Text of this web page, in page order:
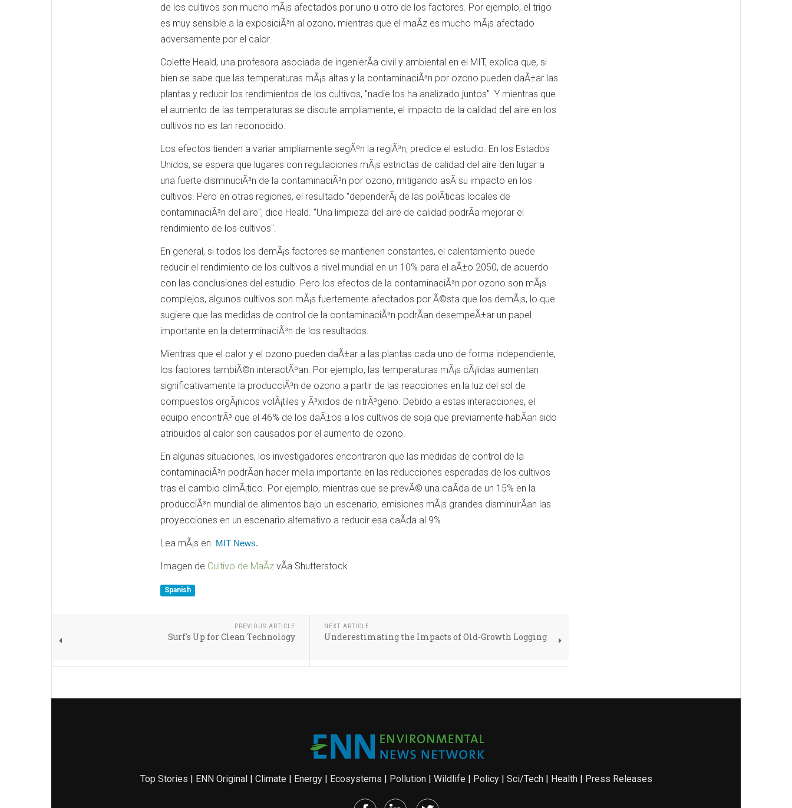
de los cultivos son mucho mÃ¡s afectados por uno u otro de los factores. Por ejemplo, el trigo
es muy sensible a la exposiciÃ³n al ozono, mientras que el maÃ­z es mucho mÃ¡s afectado
adversamente por el calor.
Colette Heald, una profesora asociada de ingenierÃ­a civil y ambiental en el MIT, explica que, si
bien se sabe que las temperaturas mÃ¡s altas y la contaminaciÃ³n por ozono pueden daÃ±ar las
plantas y reducir los rendimientos de los cultivos, "nadie los ha analizado juntos". Y mientras que
el aumento de las temperaturas se discute ampliamente, el impacto de la calidad del aire en los
cultivos no es tan reconocido.
Los efectos tienden a variar ampliamente segÃºn la regiÃ³n, predice el estudio. En los Estados
Unidos, se espera que lugares con regulaciones mÃ¡s estrictas de calidad del aire den lugar a
una fuerte disminuciÃ³n de la contaminaciÃ³n por ozono, mitigando asÃ­ su impacto en los
cultivos. Pero en otras regiones, el resultado "dependerÃ¡ de las polÃ­ticas locales de
contaminaciÃ³n del aire", dice Heald. "Una limpieza del aire de calidad podrÃ­a mejorar el
rendimiento de los cultivos".
En general, si todos los demÃ¡s factores se mantienen constantes, el calentamiento puede
reducir el rendimiento de los cultivos a nivel mundial en un 10% para el aÃ±o 2050, de acuerdo
con las conclusiones del estudio. Pero los efectos de la contaminaciÃ³n por ozono son mÃ¡s
complejos, algunos cultivos son mÃ¡s fuertemente afectados por Ã©sta que los demÃ¡s, lo que
sugiere que las medidas de control de la contaminaciÃ³n podrÃ­an desempeÃ±ar un papel
importante en la determinaciÃ³n de los resultados.
Mientras que el calor y el ozono pueden daÃ±ar a las plantas cada uno de forma independiente,
los factores tambiÃ©n interactÃºan. Por ejemplo, las temperaturas mÃ¡s cÃ¡lidas aumentan
significativamente la producciÃ³n de ozono a partir de las reacciones en la luz del sol de
compuestos orgÃ¡nicos volÃ¡tiles y Ã³xidos de nitrÃ³geno. Debido a estas interacciones, el
equipo encontrÃ³ que el 46% de los daÃ±os a los cultivos de soja que previamente habÃ­an sido
atribuidos al calor son causados por el aumento de ozono.
En algunas situaciones, los investigadores encontraron que las medidas de control de la
contaminaciÃ³n podrÃ­an hacer mella importante en las reducciones esperadas de los cultivos
tras el cambio climÃ¡tico. Por ejemplo, mientras que se prevÃ© una caÃ­da de un 15% en la
producciÃ³n mundial de alimentos bajo un escenario, emisiones mÃ¡s grandes disminuirÃ­an las
proyecciones en un escenario alternativo a reducir esa caÃ­da al 9%.
Lea mÃ¡s en MIT News.
Imagen de Cultivo de MaÃ­z vÃ­a Shutterstock
Spanish
PREVIOUS ARTICLE
Surf's Up for Clean Technology
NEXT ARTICLE
Underestimating the Impacts of Old-Growth Logging
Top Stories | ENN Original| Climate | Energy| Ecosystems | Pollution| Wildlife | Policy| Sci/Tech| Health| Press Releases